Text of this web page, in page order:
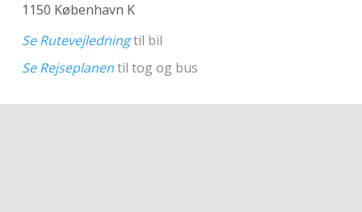
1150 København K
Se Rutevejledningtil bil
Se Rejseplanentil tog og bus